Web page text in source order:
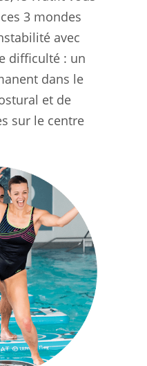
3 mondes
avec
difficulté : un
dans le
et de
sur le centre